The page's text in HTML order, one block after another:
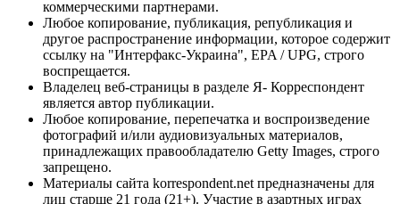
коммерческими партнерами.
Любое копирование, публикация, републикация и
другое распространение информации, которое содержит
ссылку на "Интерфакс-Украина", EPA / UPG, строго
воспрещается.
Владелец веб-страницы в разделе Я- Корреспондент
является автор публикации.
Любое копирование, перепечатка и воспроизведение
фотографий и/или аудиовизуальных материалов,
принадлежащих правообладателю Getty Images, строго
запрещено.
Материалы сайта korrespondent.net предназначены для
лиц старше 21 года (21+). Участие в азартных играх